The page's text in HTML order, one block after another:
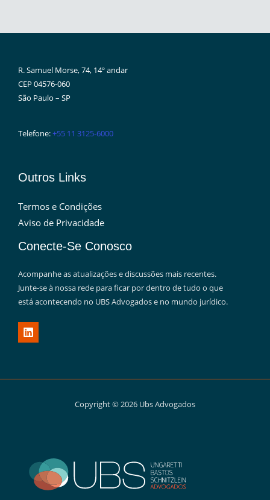
R. Samuel Morse, 74, 14º andar
CEP 04576-060
São Paulo – SP
Telefone:+55 11 3125-6000
Outros Links
Termos e Condições
Aviso de Privacidade
Conecte-Se Conosco
Acompanhe as atualizações e discussões mais recentes.
Junte-se à nossa rede para ficar por dentro de tudo o que
está acontecendo no UBS Advogados e no mundo jurídico.
Copyright © 2026 Ubs Advogados